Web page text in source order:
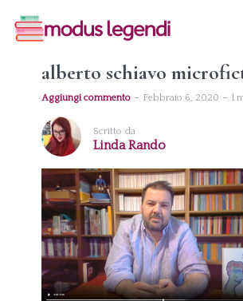
alberto schiavo
Aggiungi commento Febbraio 6, 2020 1
Scritto da
Linda Rando